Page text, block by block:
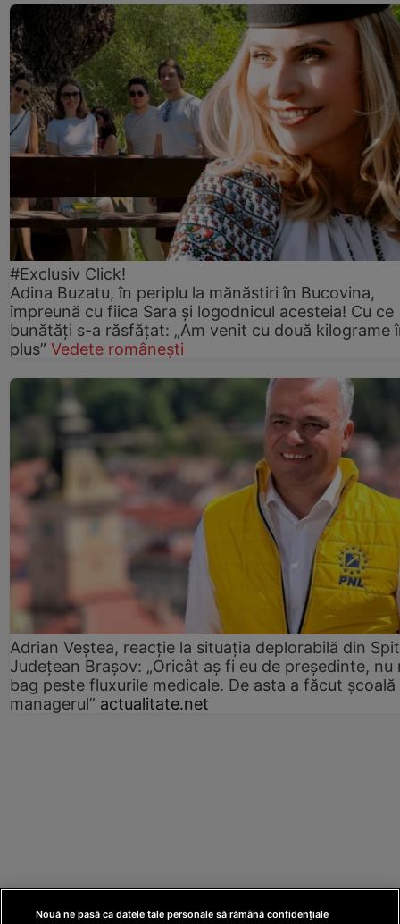
#Exclusiv Click!
Adina Buzatu, în periplu la mănăstiri în Bucovina,
împreună cu fiica Sara și logodnicul acesteia! Cu ce
bunătăți s-a răsfățat: „Am venit cu două kilograme
plus” Vedete românești
Adrian Veștea, reacție la situația deplorabilă din
Județean Brașov: „Oricât aș fi eu de președinte, nu
bag peste fluxurile medicale. De asta a făcut școală
managerul” actualitate.net
Nouă ne pasă ca datele tale personale să rămână confidențiale